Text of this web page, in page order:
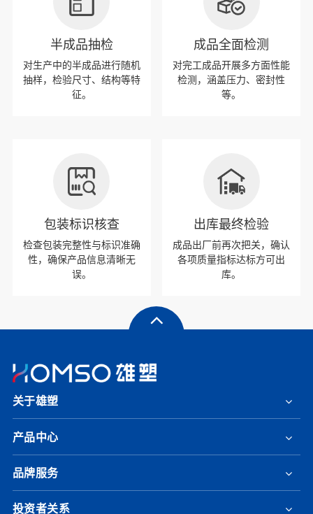
半成品抽检
对生产中的半成品进行随机
抽样，检验尺寸、结构等特
征。
成品全面检测
对完工成品开展多方面性能
检测，涵盖压力、密封性
等。
包装标识核查
检查包装完整性与标识准确
性，确保产品信息清晰无
误。
出库最终检验
成品出厂前再次把关，确认
各项质量指标达标方可出
库。
关于雄塑
产品中心
品牌服务
投资者关系